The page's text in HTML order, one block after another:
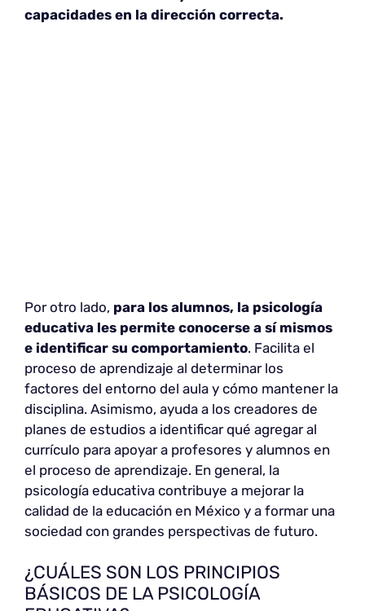
capacidades en la dirección correcta.
Por otro lado, para los alumnos, la psicología
educativa les permite conocerse a sí mismos
e identificar su comportamiento. Facilita el
proceso de aprendizaje al determinar los
factores del entorno del aula y cómo mantener la
disciplina. Asimismo, ayuda a los creadores de
planes de estudios a identificar qué agregar al
currículo para apoyar a profesores y alumnos en
el proceso de aprendizaje. En general, la
psicología educativa contribuye a mejorar la
calidad de la educación en México y a formar una
sociedad con grandes perspectivas de futuro.
¿CUÁLES SON LOS PRINCIPIOS
BÁSICOS DE LA PSICOLOGÍA